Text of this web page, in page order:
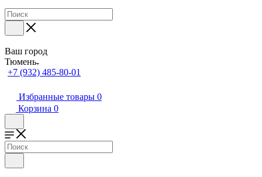
Ваш город
Тюмень
+7 (932) 485-80-01
Избранные товары 0
Корзина 0